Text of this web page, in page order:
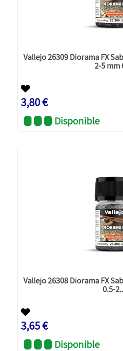
Vallejo 26309 Diorama FX
2-5 mm
3,80 €
Disponible
Vallejo 26308 Diorama FX
0.5-
3,65 €
Disponible